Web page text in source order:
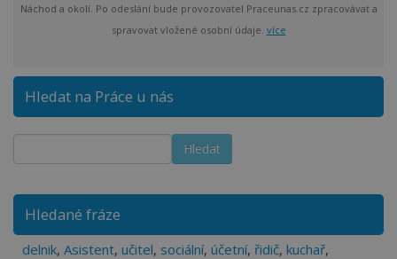
Náchod a okolí. Po odeslání bude provozovatel Praceunas.cz zpracovávat a
spravovat vložené osobní údaje. více
Hledat na Práce u nás
Hledané fráze
delnik, Asistent, učitel, sociální, účetní, řidič, kuchař,